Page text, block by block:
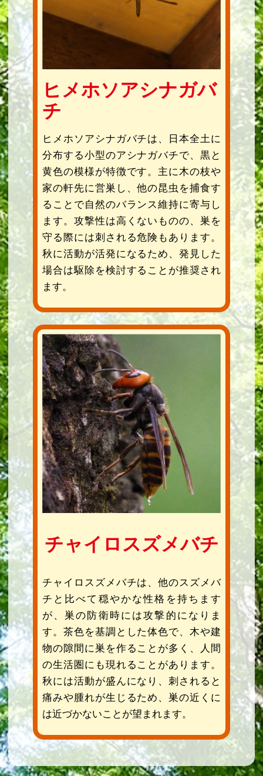
ヒメホソアシナガバ
チ
ヒメホソアシナガバチは、日本全土に
分布する小型のアシナガバチで、黒と
黄色の模様が特徴です。主に木の枝や
家の軒先に営巣し、他の昆虫を捕食す
ることで自然のバランス維持に寄与し
ます。攻撃性は高くないものの、巣を
守る際には刺される危険もあります。
秋に活動が活発になるため、発見した
場合は駆除を検討することが推奨され
ます。
チャイロスズメバチ
チャイロスズメバチは、他のスズメバ
チと比べて穏やかな性格を持ちます
が、巣の防衛時には攻撃的になりま
す。茶色を基調とした体色で、木や建
物の隙間に巣を作ることが多く、人間
の生活圏にも現れることがあります。
秋には活動が盛んになり、刺されると
痛みや腫れが生じるため、巣の近くに
は近づかないことが望まれます。